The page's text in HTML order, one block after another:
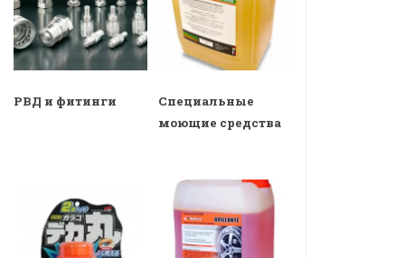
РВД и фитинги
Специальные
моющие средства